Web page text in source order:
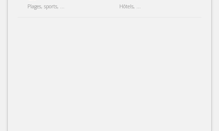
Plages, sports, ... Hôtels, ...